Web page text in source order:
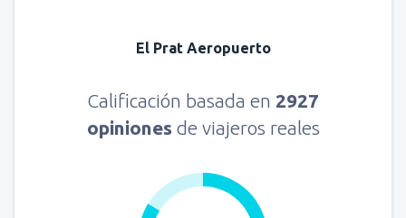
El Prat Aeropuerto
Calificación basada en 2927
opiniones de viajeros reales